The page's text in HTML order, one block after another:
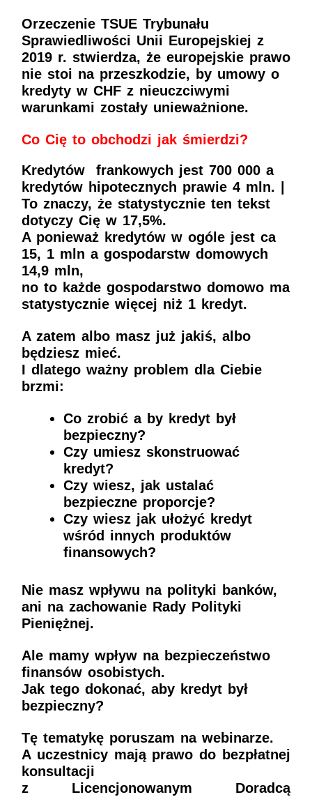
Orzeczenie TSUE Trybunału
Sprawiedliwości Unii Europejskiej z
2019 r. stwierdza, że europejskie prawo
nie stoi na przeszkodzie, by umowy o
kredyty w CHF z nieuczciwymi
warunkami zostały unieważnione.
Co Cię to obchodzi jak śmierdzi?
Kredytów frankowych jest 700 000 a
kredytów hipotecznych prawie 4 mln. |
To znaczy, że statystycznie ten tekst
dotyczy Cię w 17,5%.
A ponieważ kredytów w ogóle jest ca
15, 1 mln a gospodarstw domowych
14,9 mln,
no to każde gospodarstwo domowo ma
statystycznie więcej niż 1 kredyt.
A zatem albo masz już jakiś, albo
będziesz mieć.
I dlatego ważny problem dla Ciebie
brzmi:
Co zrobić a by kredyt był
bezpieczny?
Czy umiesz skonstruować
kredyt?
Czy wiesz, jak ustalać
bezpieczne proporcje?
Czy wiesz jak ułożyć kredyt
wśród innych produktów
finansowych?
Nie masz wpływu na polityki banków,
ani na zachowanie Rady Polityki
Pieniężnej.
Ale mamy wpływ na bezpieczeństwo
finansów osobistych.
Jak tego dokonać, aby kredyt był
bezpieczny?
Tę tematykę poruszam na webinarze.
A uczestnicy mają prawo do bezpłatnej
konsultacji
z Licencjonowanym Doradcą